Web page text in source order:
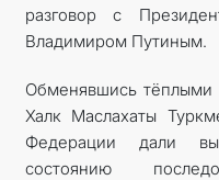
разговор с
Владимиром Путиным.
Обменявшись тёплыми
Халк Маслахаты
Федерации дали
состоянию